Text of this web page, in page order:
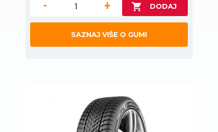
- +
SAZNAJ VIŠE O GUMI